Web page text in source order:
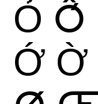
Ỏ Ố
Ớ Ờ